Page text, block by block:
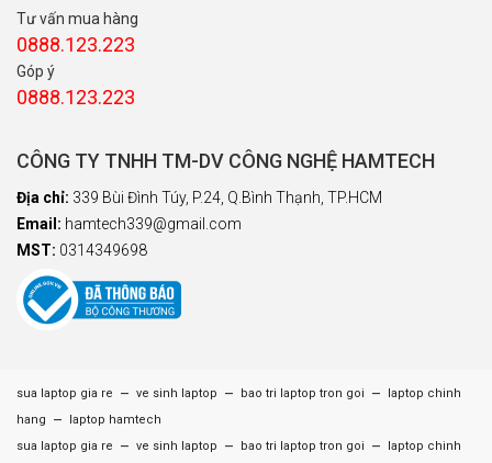
Tư vấn mua hàng
0888.123.223
Góp ý
0888.123.223
CÔNG TY TNHH TM-DV CÔNG NGHỆ HAMTECH
Địa chỉ: 339 Bùi Đình Túy, P.24, Q.Bình Thạnh, TP.HCM
Email: hamtech339@gmail.com
MST: 0314349698
sua laptop gia re – ve sinh laptop – bao tri laptop tron goi –
laptop chinh
hang
–
laptop hamtech
sua laptop gia re
– ve sinh laptop – bao tri laptop tron goi – laptop chinh